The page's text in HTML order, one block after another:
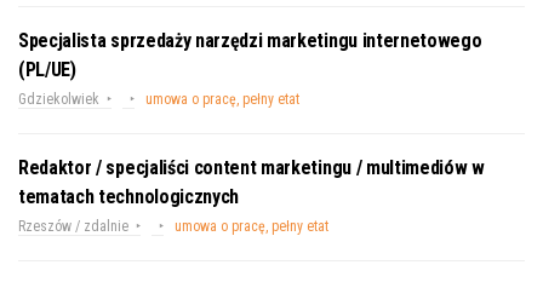
Specjalista sprzedaży narzędzi marketingu internetowego
(PL/UE)
Gdziekolwiek umowa o pracę, pełny etat
Redaktor / specjaliści content marketingu / multimediów w
tematach technologicznych
Rzeszów / zdalnie umowa o pracę, pełny etat